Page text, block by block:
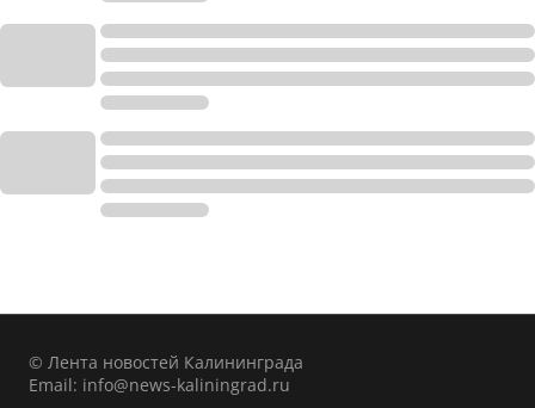
© Лента новостей Калининграда
Email: info@news-kaliningrad.ru